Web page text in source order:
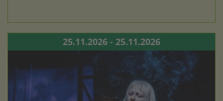
25.11.2026 - 25.11.2026